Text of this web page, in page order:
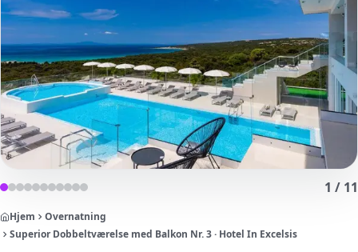
1 / 11
Hjem
Overnatning
Superior Dobbeltværelse med Balkon Nr. 3 · Hotel In Excelsis